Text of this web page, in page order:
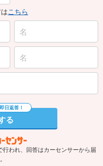
こちら
る
われ、回答はカーセンサーから届